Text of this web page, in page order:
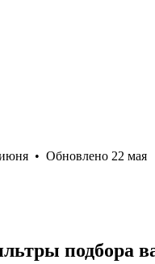
• Обновлено 22 мая
подбора